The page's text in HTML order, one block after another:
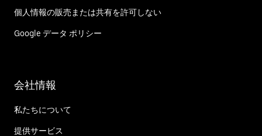
個人情報の販売または共有を許可しない
Google データ ポリシー
会社情報
私たちについて
提供サービス